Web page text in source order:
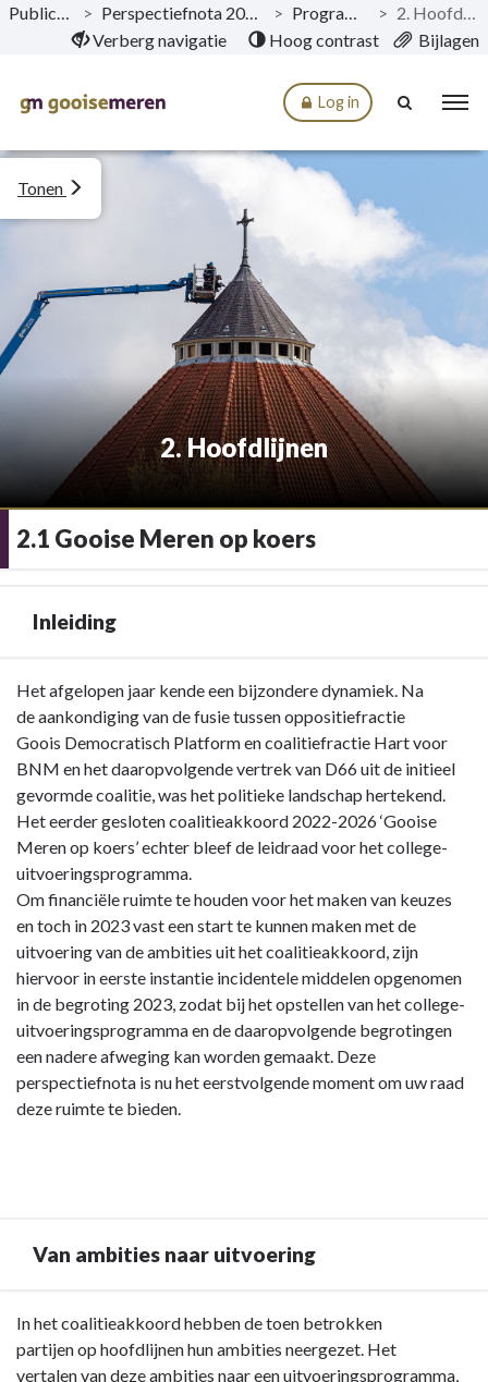
Naar hoofdinhoud
Publicaties > Perspectiefnota 2024-2027 > Programma’s >
2. Hoofdlijnen
Verberg navigatie
Hoog contrast Bijlagen
Log in
2. Hoofdlijnen
Tonen
2.1 Gooise Meren op koers
Inleiding
Terug
naar
navigatie
2.1
Gooise
Meren
op
koers
Inleiding
Het afgelopen jaar kende een bijzondere dynamiek. Na
de aankondiging van de fusie tussen oppositiefractie
Goois Democratisch Platform en coalitiefractie Hart voor
BNM en het daaropvolgende vertrek van D66 uit de initieel
gevormde coalitie, was het politieke landschap hertekend.
Het eerder gesloten coalitieakkoord 2022-2026 ‘Gooise
Meren op koers’ echter bleef de leidraad voor het college-
uitvoeringsprogramma.
Om financiële ruimte te houden voor het maken van keuzes
en toch in 2023 vast een start te kunnen maken met de
uitvoering van de ambities uit het coalitieakkoord, zijn
hiervoor in eerste instantie incidentele middelen opgenomen
in de begroting 2023, zodat bij het opstellen van het college-
uitvoeringsprogramma en de daaropvolgende begrotingen
een nadere afweging kan worden gemaakt. Deze
perspectiefnota is nu het eerstvolgende moment om uw raad
deze ruimte te bieden.
Van ambities naar uitvoering
Terug
naar
navigatie
In het coalitieakkoord hebben de toen betrokken
partijen op hoofdlijnen hun ambities neergezet. Het
vertalen van deze ambities naar een uitvoeringsprogramma,